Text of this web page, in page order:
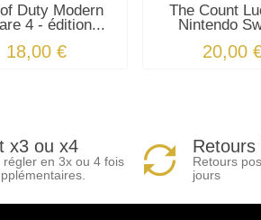
Duty Modern
4 - édition...
18,00 €
The Count
Nintendo
20,00
x3 ou x4
régler en 3x ou 4 fois
Retours
Retours
jours